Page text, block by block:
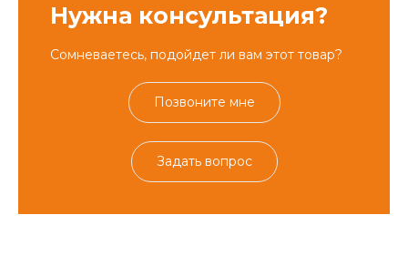
Нужна консультация?
Сомневаетесь, подойдет ли вам этот товар?
Позвоните мне
Задать вопрос